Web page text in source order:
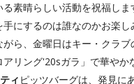
る素晴らしい活動を祝福し
にするのは誰なのかお楽
ら、金曜日はキー・クラ
リング'20sガラ」で華やか
ィ ピッツバーグは、発見に